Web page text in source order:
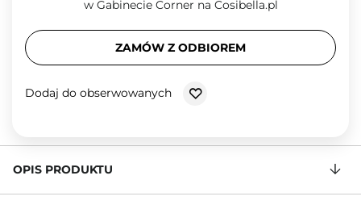
w Gabinecie Corner na Cosibella.pl
ZAMÓW Z ODBIOREM
Dodaj do obserwowanych
OPIS PRODUKTU